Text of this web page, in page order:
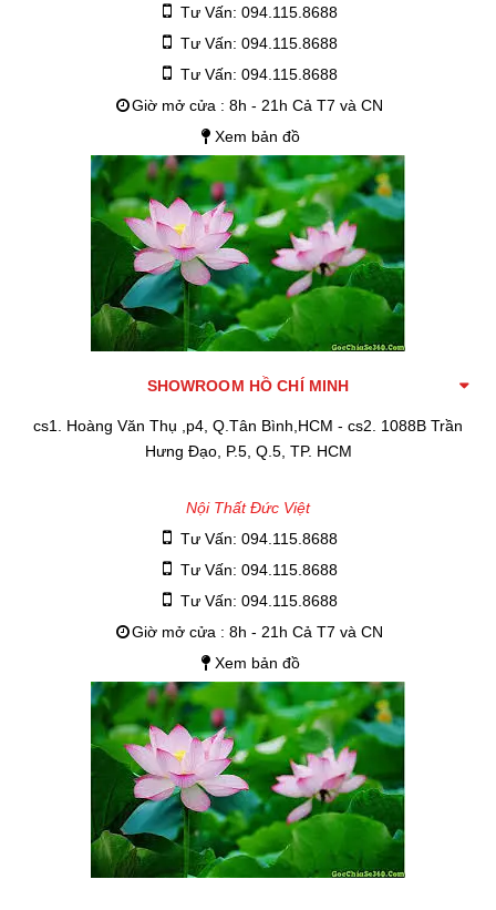
Tư Vấn: 094.115.8688
Tư Vấn: 094.115.8688
Tư Vấn: 094.115.8688
Giờ mở cửa : 8h - 21h Cả T7 và CN
Xem bản đồ
SHOWROOM HỒ CHÍ MINH
cs1. Hoàng Văn Thụ ,p4, Q.Tân Bình,HCM - cs2. 1088B Trần
Hưng Đạo, P.5, Q.5, TP. HCM
Nội Thất Đức Việt
Tư Vấn: 094.115.8688
Tư Vấn: 094.115.8688
Tư Vấn: 094.115.8688
Giờ mở cửa : 8h - 21h Cả T7 và CN
Xem bản đồ